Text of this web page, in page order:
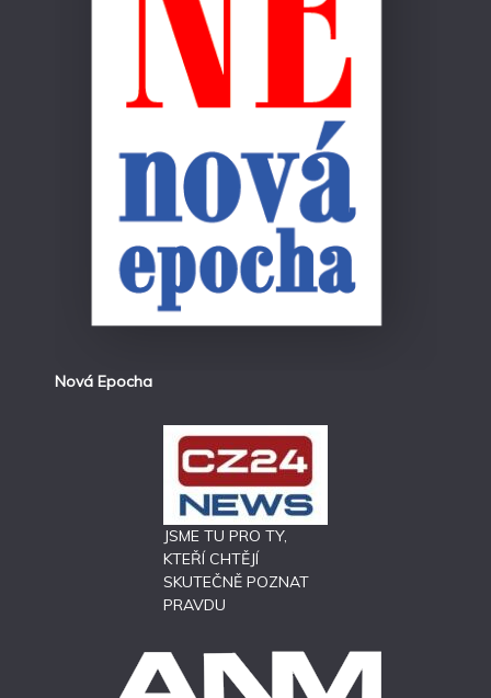
Nová Epocha
JSME TU PRO TY,
KTEŘÍ CHTĚJÍ
SKUTEČNĚ POZNAT
PRAVDU